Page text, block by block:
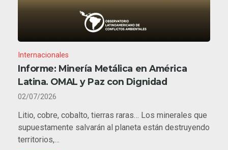
Internacionales
Informe: Minería Metálica en América
Latina. OMAL y Paz con Dignidad
02/07/2026
Litio, cobre, cobalto, tierras raras… Los minerales que
supuestamente salvarán al planeta están destruyendo
territorios,…